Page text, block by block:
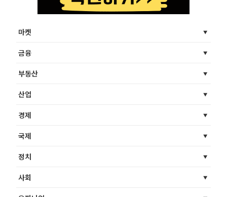
마켓
금융
부동산
산업
경제
국제
정치
사회